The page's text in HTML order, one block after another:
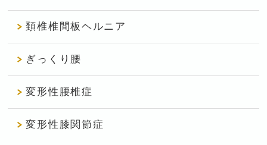
頚椎椎間板ヘルニア
ぎっくり腰
変形性腰椎症
変形性膝関節症